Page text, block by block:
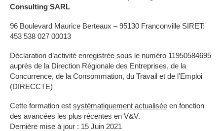
Consulting SARL
96 Boulevard Maurice Berteaux – 95130 Franconville SIRET:
453 538 027 00013
Déclaration d’activité enregistrée sous le numéro 11950584695
auprès de la Direction Régionale des Entreprises, de la
Concurrence, de la Consommation, du Travail et de l’Emploi
(DIRECCTE)
Cette formation est systématiquement actualisée en fonction
des avancées les plus récentes en V&V.
Dernière mise à jour : 15 Juin 2021